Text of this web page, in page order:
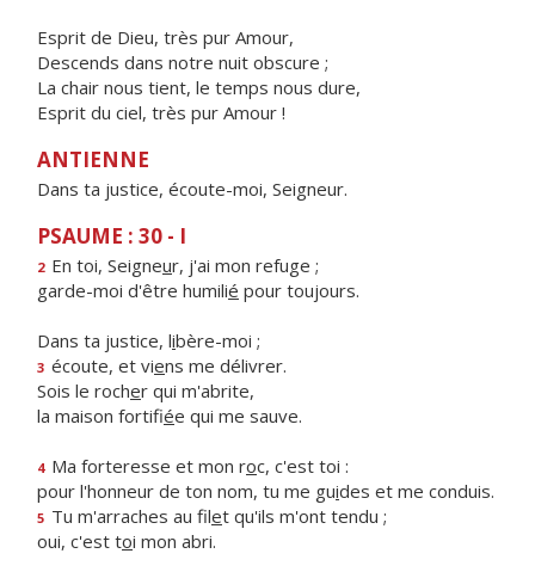
Esprit de Dieu, très pur Amour,
Descends dans notre nuit obscure ;
La chair nous tient, le temps nous dure,
Esprit du ciel, très pur Amour !
ANTIENNE
Dans ta justice, écoute-moi, Seigneur.
PSAUME : 30 - I
2 En toi, Seigneur, j'ai mon refuge ;
garde-moi d'être humilié pour toujours.
Dans ta justice, libère-moi ;
3 écoute, et viens me délivrer.
Sois le rocher qui m'abrite,
la maison fortifiée qui me sauve.
4 Ma forteresse et mon roc, c'est toi :
pour l'honneur de ton nom, tu me guides et me conduis.
5 Tu m'arraches au filet qu'ils m'ont tendu ;
oui, c'est toi mon abri.